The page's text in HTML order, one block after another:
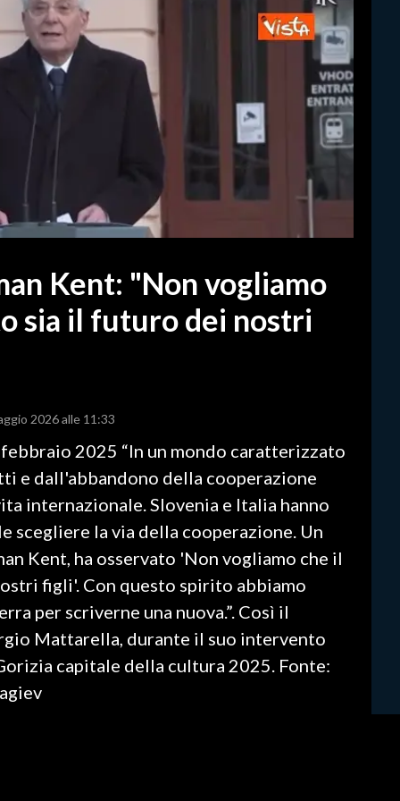
Kent: "Non vogliamo
sia il futuro dei nostri
2026 alle 11:33
2025 “In un mondo caratterizzato
e dall'abbandono della cooperazione
internazionale. Slovenia e Italia hanno
scegliere la via della cooperazione. Un
Kent, ha osservato 'Non vogliamo che il
figli'. Con questo spirito abbiamo
per scriverne una nuova.”. Così il
Mattarella, durante il suo intervento
capitale della cultura 2025. Fonte: